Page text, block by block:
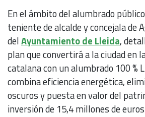
En el ámbito del alumbrado
teniente de alcalde y concejala de
delAyuntamiento de Lleida,
plan que convertirá a la ciudad en
catalana con un alumbrado 100 %
combina eficiencia energética,
oscuros y puesta en valor del
inversión de 15,4 millones de